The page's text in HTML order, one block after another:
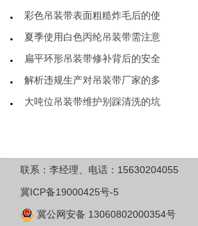
彩色吊装带表面粗糙炸毛后的使
夏季使用白色丙纶吊装带需注意
扁平环形吊装带修补背后的安全
解析违规生产对吊装带厂家的多
大吨位吊装带维护别踩清洗的坑
联系：李经理、电话：15630204055
冀ICP备19000425号-5
冀公网安备 13060802000354号